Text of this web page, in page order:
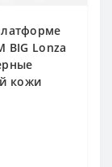
BIG Lonza
кожи